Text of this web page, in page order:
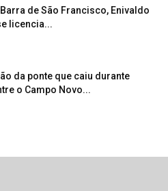
de São Francisco, Enivaldo
licencia...
da ponte que caiu durante
o Campo Novo...